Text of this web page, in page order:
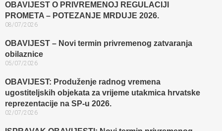
OBAVIJEST O PRIVREMENOJ REGULACIJI
PROMETA – POTEZANJE MRDUJE 2026.
08/07/2026
OBAVIJEST – Novi termin privremenog zatvaranja
obilaznice​
05/07/2026
OBAVIJEST: Produženje radnog vremena
ugostiteljskih objekata za vrijeme utakmica hrvatske
reprezentacije na SP-u 2026.
02/07/2026